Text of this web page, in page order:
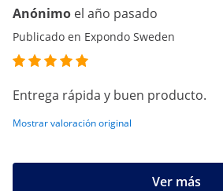
Anónimo el año pasado
Publicado en Expondo Sweden
Entrega rápida y buen producto.
Mostrar valoración original
Ver más